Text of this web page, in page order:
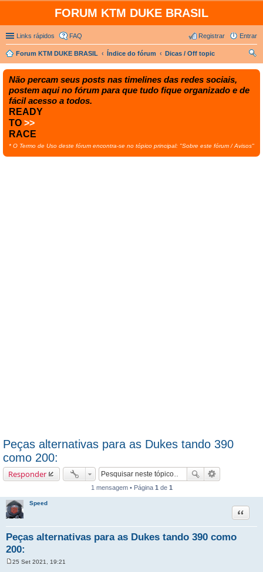
FORUM KTM DUKE BRASIL
Links rápidos FAQ Entrar
Registrar
Forum KTM DUKE BRASIL Índice do fórum
Dicas / Off topic
sar
Não percam seus posts nas timelines das redes sociais,
postem aqui no fórum para que tudo fique organizado e de
fácil acesso a todos.
READY
TO >>
RACE
* O Termo de Uso deste fórum encontra-se no tópico principal: "Sobre este fórum / Avisos"
Peças alternativas para as Dukes tando 390
como 200:
Responder
1 mensagem • Página 1 de 1
Speed
Peças alternativas para as Dukes tando 390 como
200:
Citação
25 Set 2021, 19:21